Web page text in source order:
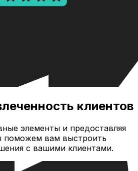
клиентов
элементы и предоставляя
поможем вам выстроить
с вашими клиентами.